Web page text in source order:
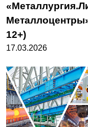
12+)
17.03.2026